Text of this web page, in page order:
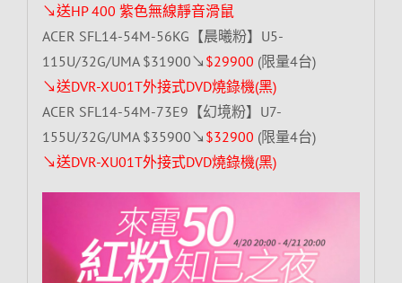
↘送HP 400 紫色無線靜音滑鼠
ACER SFL14-54M-56KG【晨曦粉】U5-
115U/32G/UMA $31900↘ $29900 (限量4台)
↘送DVR-XU01T外接式DVD燒錄機(黑)
ACER SFL14-54M-73E9【幻境粉】U7-
155U/32G/UMA $35900↘ $32900 (限量4台)
↘送DVR-XU01T外接式DVD燒錄機(黑)